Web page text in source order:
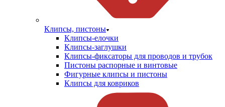
Клипсы, пистоны
Клипсы-елочки
Клипсы-заглушки
Клипсы-фиксаторы для проводов и трубок
Пистоны распорные и винтовые
Фигурные клипсы и пистоны
Клипсы для ковриков